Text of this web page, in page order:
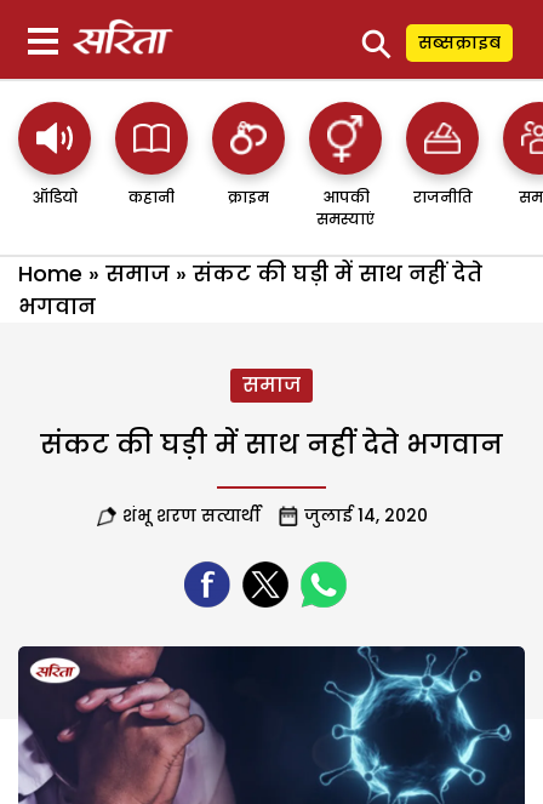
⚲ सब्सक्राइब
ऑडियो कहानी क्राइम
आपकी
समस्याएं
राजनीति
Home » समाज » संकट की घड़ी में साथ नहीं देते
भगवान
समाज
संकट की घड़ी में साथ नहीं देते भगवान
शंभू शरण सत्यार्थी जुलाई 14, 2020